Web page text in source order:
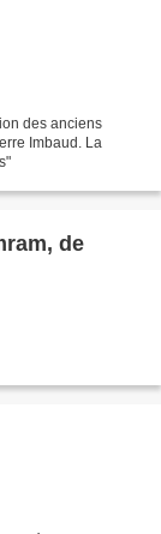
des anciens
Imbaud. La
de